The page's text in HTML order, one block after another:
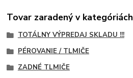
Tovar zaradený v kategóriách
TOTÁLNY VÝPREDAJ SKLADU !!!
PÉROVANIE / TLMIČE
ZADNÉ TLMIČE